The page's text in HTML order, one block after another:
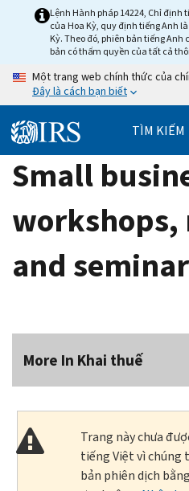
Lệnh Hành pháp 14224, Chỉ
của Hoa Kỳ, quy định tiếng Anh
Kỳ. Theo đó, phiên bản tiếng
bản có thẩm quyền của tất cả
Một trang web chính thức của
Đây là cách bạn biết
TÌM KIẾM
Small
workshops,
and
More In Khai thuế
Trang này chưa
tiếng Việt vì chúng
bản phiên dịch